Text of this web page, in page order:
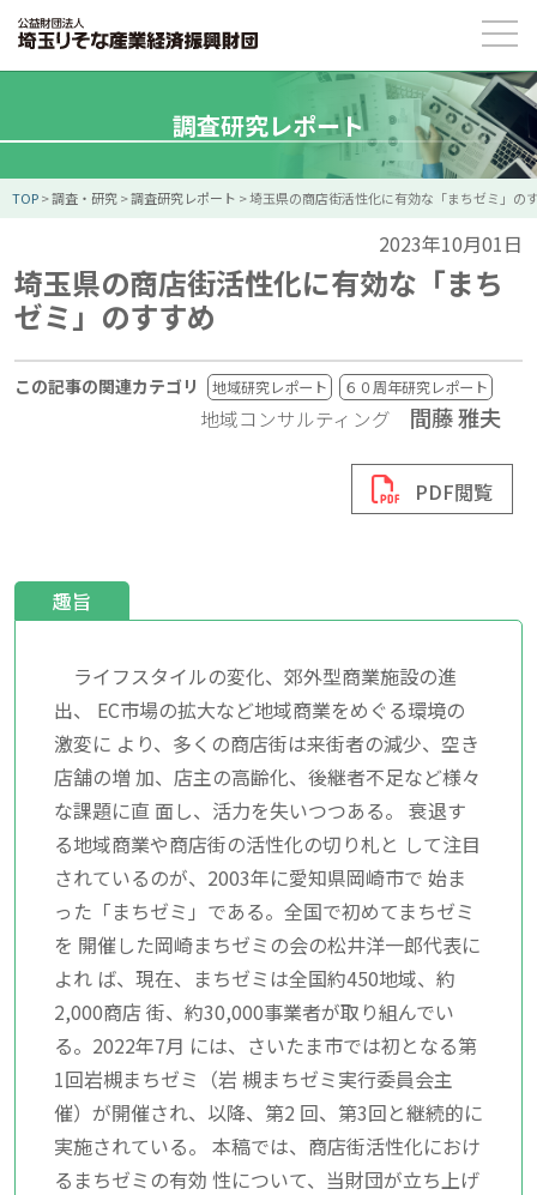
調査研究レポート
TOP>調査・研究>調査研究レポート >埼玉県の商店街活性化に有効な「まちゼミ」の
2023年10月01日
埼玉県の商店街活性化に有効な「まち
ゼミ」のすすめ
この記事の関連カテゴリ 地域研究レポート ６０周年研究レポート
地域コンサルティング 間藤 雅夫
PDF閲覧
趣旨
ライフスタイルの変化、郊外型商業施設の進
出、 EC市場の拡大など地域商業をめぐる環境の
激変に より、多くの商店街は来街者の減少、空き
店舗の増 加、店主の高齢化、後継者不足など様々
な課題に直 面し、活力を失いつつある。 衰退す
る地域商業や商店街の活性化の切り札と して注目
されているのが、2003年に愛知県岡崎市で 始ま
った「まちゼミ」である。全国で初めてまちゼミ
を 開催した岡崎まちゼミの会の松井洋一郎代表に
よれ ば、現在、まちゼミは全国約450地域、約
2,000商店 街、約30,000事業者が取り組んでい
る。2022年7月 には、さいたま市では初となる第
1回岩槻まちゼミ（岩 槻まちゼミ実行委員会主
催）が開催され、以降、第2 回、第3回と継続的に
実施されている。 本稿では、商店街活性化におけ
るまちゼミの有効 性について、当財団が立ち上げ